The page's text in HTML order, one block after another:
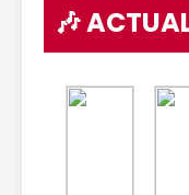
🎶